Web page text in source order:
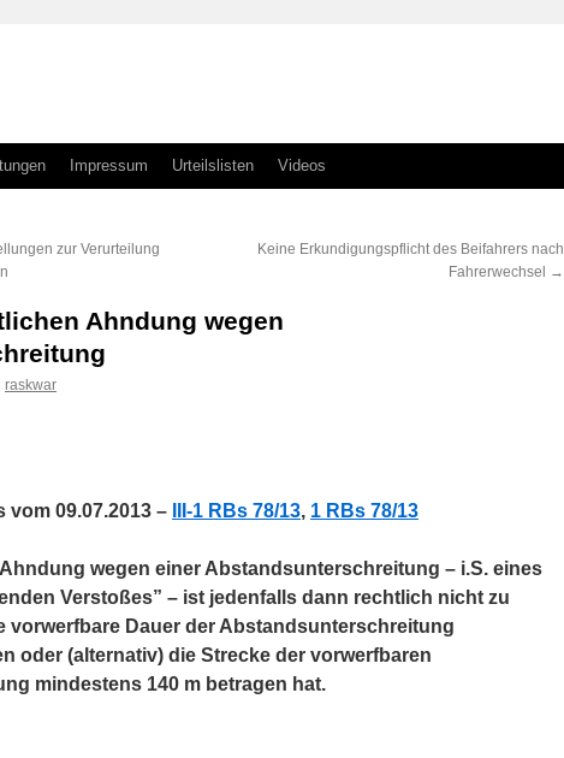
Impressum Urteilslisten Videos
zur Verurteilung
Keine Erkundigungspflicht des Beifahrers nach
Fahrerwechsel
→
Ahndung wegen
raskwar
vom 09.07.2013 – III-1 RBs 78/13, 1 RBs 78/13
wegen einer Abstandsunterschreitung – i.S. eines
Verstoßes” – ist jedenfalls dann rechtlich nicht zu
vorwerfbare Dauer der Abstandsunterschreitung
oder (alternativ) die Strecke der vorwerfbaren
mindestens 140 m betragen hat.